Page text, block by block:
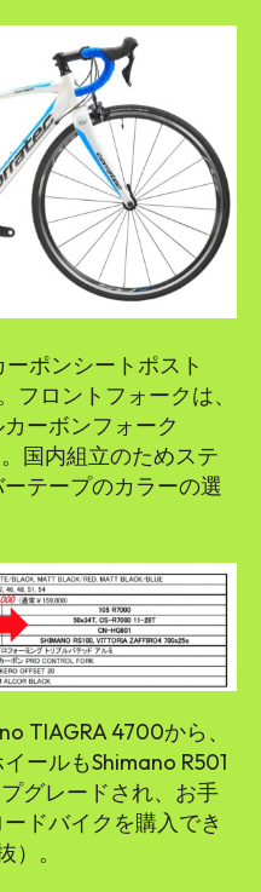
ポンシートポスト
フロントフォークは、
ーボンフォーク
。国内組立のためステ
テープのカラーの選
TIAGRA 4700から、
ールもShimano R501
グレードされ、お手
ドバイクを購入でき
）。